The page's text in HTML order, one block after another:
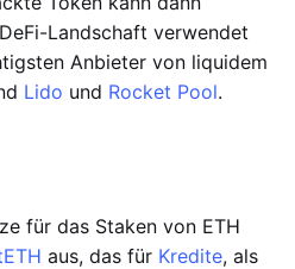
Landschaft verwendet
Anbieter von liquidem
Lido und Rocket Pool.
für das Staken von ETH
aus, das für Kredite, als